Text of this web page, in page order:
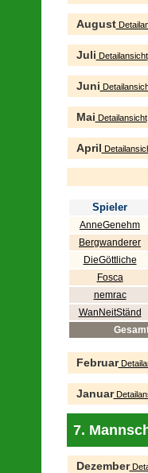
August
Juli Detailansicht
Juni
Mai Detailansicht
April
Spieler
AnneGenehm
Bergwanderer
DieGöttliche
Fosca
nemrac
WanNeitStänd
Februar
Januar
7.
Dezember